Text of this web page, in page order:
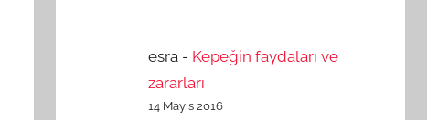
esra- Kepeğin faydaları ve
zararları
14 Mayıs 2016